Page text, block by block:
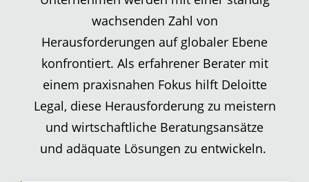
wachsenden Zahl von
Herausforderungen auf globaler Ebene
konfrontiert. Als erfahrener Berater mit
einem praxisnahen Fokus hilft Deloitte
Legal, diese Herausforderung zu meistern
und wirtschaftliche Beratungsansätze
und adäquate Lösungen zu entwickeln.